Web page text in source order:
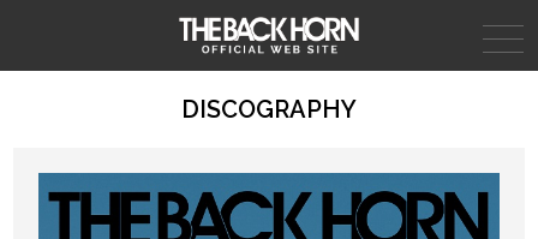
THE BACK HORN
DISCOGRAPHY